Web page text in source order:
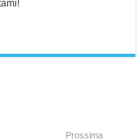
Prossima